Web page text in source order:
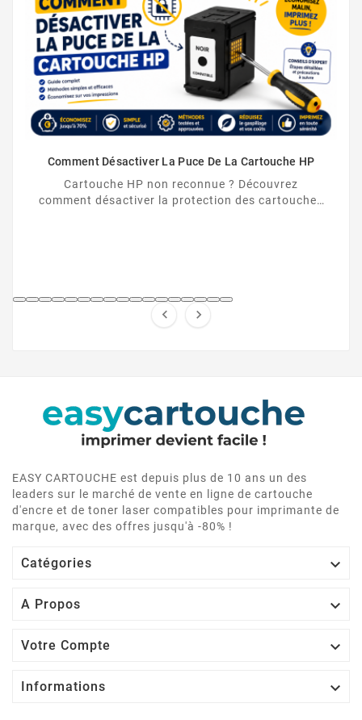
Comment Désactiver La Puce De La Cartouche HP
Cartouche HP non reconnue ? Découvrez
comment désactiver la protection des cartouches
 
EASY CARTOUCHE est depuis plus de 10 ans un des
leaders sur le marché de vente en ligne de cartouche
d'encre et de toner laser compatibles pour imprimante de
marque, avec des offres jusqu'à -80% !
Catégories 
A Propos 
Votre Compte 
Informations 